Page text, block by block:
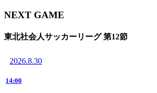
NEXT GAME
東北社会人サッカーリーグ 第12節
2026.8.30
14:00